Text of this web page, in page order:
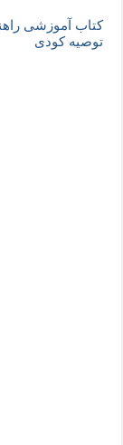
کتاب آموزشی
توصیه کودی